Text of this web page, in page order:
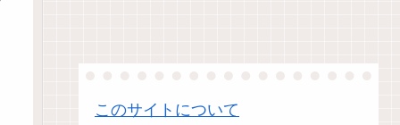
このサイトについて